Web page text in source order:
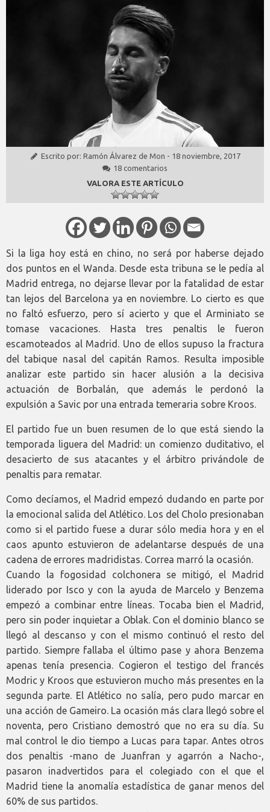
Escrito por: Ramón Álvarez de Mon - 18 noviembre, 2017
18 comentarios
VALORA ESTE ARTÍCULO
Si la liga hoy está en chino, no será por haberse dejado
dos puntos en el Wanda. Desde esta tribuna se le pedía al
Madrid entrega, no dejarse llevar por la fatalidad de estar
tan lejos del Barcelona ya en noviembre. Lo cierto es que
no faltó esfuerzo, pero sí acierto y que el Arminiato se
tomase vacaciones. Hasta tres penaltis le fueron
escamoteados al Madrid. Uno de ellos supuso la fractura
del tabique nasal del capitán Ramos. Resulta imposible
analizar este partido sin hacer alusión a la decisiva
actuación de Borbalán, que además le perdonó la
expulsión a Savic por una entrada temeraria sobre Kroos.
El partido fue un buen resumen de lo que está siendo la
temporada liguera del Madrid: un comienzo duditativo, el
desacierto de sus atacantes y el árbitro privándole de
penaltis para rematar.
Como decíamos, el Madrid empezó dudando en parte por
la emocional salida del Atlético. Los del Cholo presionaban
como si el partido fuese a durar sólo media hora y en el
caos apunto estuvieron de adelantarse después de una
cadena de errores madridistas. Correa marró la ocasión.
Cuando la fogosidad colchonera se mitigó, el Madrid
liderado por Isco y con la ayuda de Marcelo y Benzema
empezó a combinar entre líneas. Tocaba bien el Madrid,
pero sin poder inquietar a Oblak. Con el dominio blanco se
llegó al descanso y con el mismo continuó el resto del
partido. Siempre fallaba el último pase y ahora Benzema
apenas tenía presencia. Cogieron el testigo del francés
Modric y Kroos que estuvieron mucho más presentes en la
segunda parte. El Atlético no salía, pero pudo marcar en
una acción de Gameiro. La ocasión más clara llegó sobre el
noventa, pero Cristiano demostró que no era su día. Su
mal control le dio tiempo a Lucas para tapar. Antes otros
dos penaltis -mano de Juanfran y agarrón a Nacho-,
pasaron inadvertidos para el colegiado con el que el
Madrid tiene la anomalía estadística de ganar menos del
60% de sus partidos.